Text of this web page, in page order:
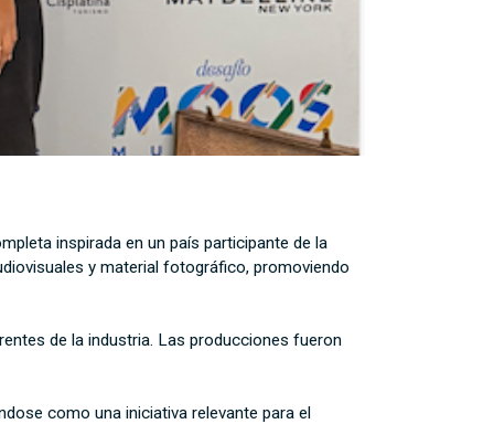
inspirada en un país participante de la
y material fotográfico, promoviendo
de la industria. Las producciones fueron
como una iniciativa relevante para el